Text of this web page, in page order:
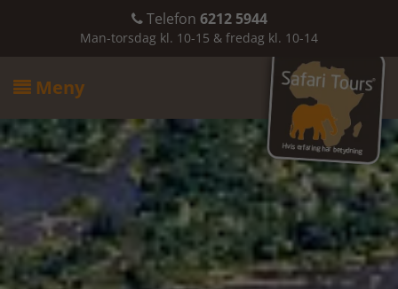
Telefon 6212 5944
Man-torsdag kl. 10-15 & fredag kl. 10-14
 Meny